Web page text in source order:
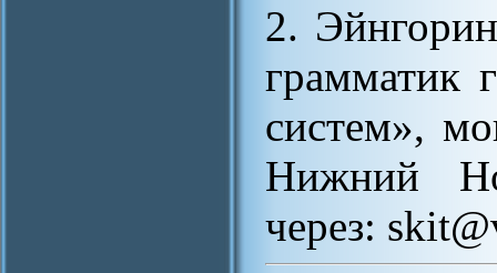
2.
грамматик
систем»,
Нижний
через: